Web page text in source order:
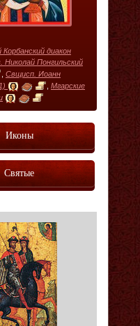
диакон
Николай Понгильский
Свщисп. Иоанн
Мгарские
Иконы
Святые